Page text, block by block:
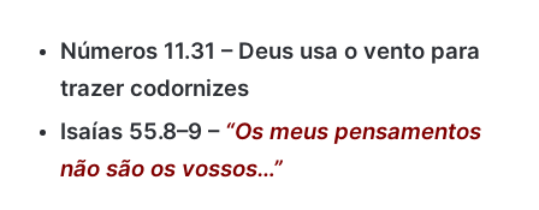
Números 11.31 – Deus usa o vento para
trazer codornizes
Isaías 55.8–9 – “Os meus pensamentos
não são os vossos…”